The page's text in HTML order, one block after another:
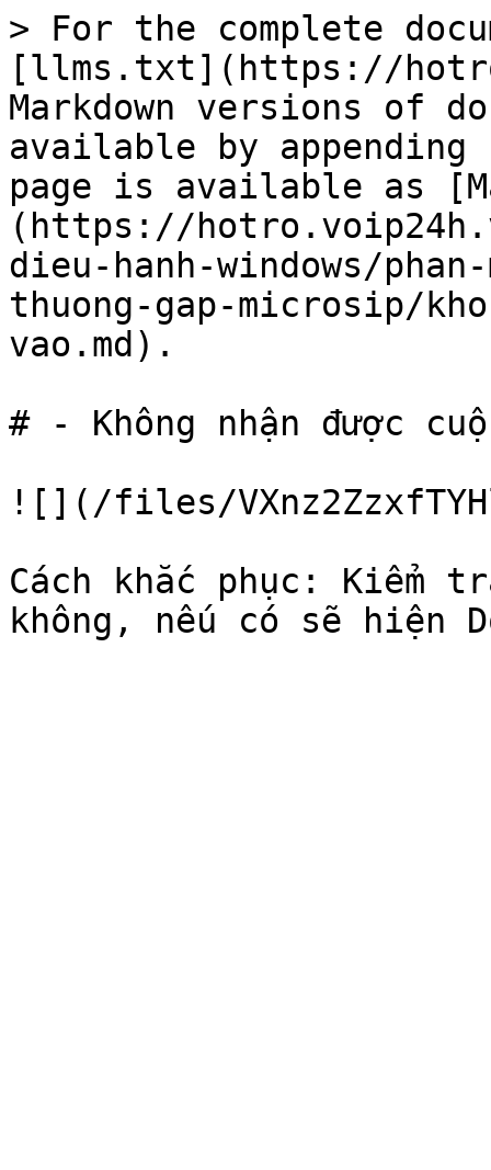
> For the complete
[llms.txt](https://
Markdown versions of
available by
page is available as
(https://
dieu-hanh-windows/
thuong-gap-microsip/
vao.md).
# - Không nhận được
![](/files/
Cách khắc phục: Kiểm